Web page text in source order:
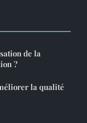
de la
?
la qualité